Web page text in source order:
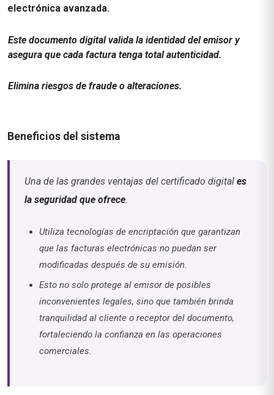
electrónica avanzada.
Este documento digital valida la identidad del emisor y
asegura que cada factura tenga total autenticidad.
Elimina riesgos de fraude o alteraciones.
Beneficios del sistema
Una de las grandes ventajas del certificado digital es
la seguridad que ofrece.
Utiliza tecnologías de encriptación que garantizan
que las facturas electrónicas no puedan ser
modificadas después de su emisión.
Esto no solo protege al emisor de posibles
inconvenientes legales, sino que también brinda
tranquilidad al cliente o receptor del documento,
fortaleciendo la confianza en las operaciones
comerciales.